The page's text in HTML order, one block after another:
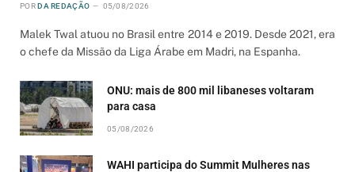
POR DA REDAÇÃO 05/08/2026
Malek Twal atuou no Brasil entre 2014 e 2019. Desde 2021, era
o chefe da Missão da Liga Árabe em Madri, na Espanha.
ONU: mais de 800 mil libaneses voltaram
para casa
05/08/2026
WAHI participa do Summit Mulheres nas